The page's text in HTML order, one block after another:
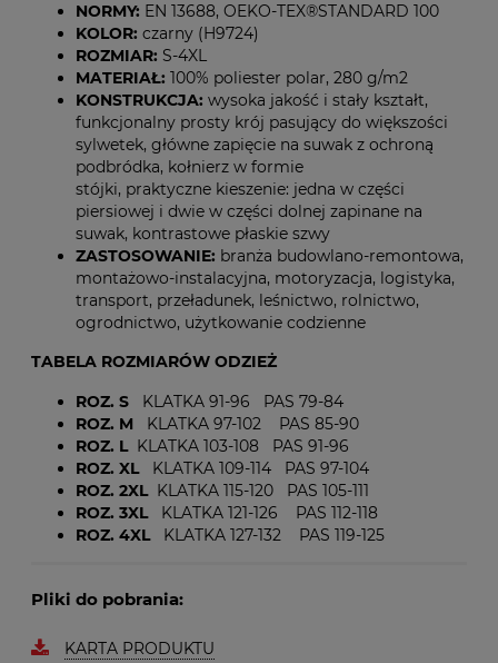
NORMY: EN 13688, OEKO-TEX®STANDARD 100
KOLOR: czarny (H9724)
ROZMIAR: S-4XL
MATERIAŁ: 100% poliester polar, 280 g/m2
KONSTRUKCJA: wysoka jakość i stały kształt,
funkcjonalny prosty krój pasujący do większości
sylwetek, główne zapięcie na suwak z ochroną
podbródka, kołnierz w formie
stójki, praktyczne kieszenie: jedna w części
piersiowej i dwie w części dolnej zapinane na
suwak, kontrastowe płaskie szwy
ZASTOSOWANIE: branża budowlano-remontowa,
montażowo-instalacyjna, motoryzacja, logistyka,
transport, przeładunek, leśnictwo, rolnictwo,
ogrodnictwo, użytkowanie codzienne
TABELA ROZMIARÓW ODZIEŻ
ROZ. S KLATKA 91-96 PAS 79-84
ROZ. M KLATKA 97-102 PAS 85-90
ROZ. L KLATKA 103-108 PAS 91-96
ROZ. XL KLATKA 109-114 PAS 97-104
ROZ. 2XL KLATKA 115-120 PAS 105-111
ROZ. 3XL KLATKA 121-126 PAS 112-118
ROZ. 4XL KLATKA 127-132 PAS 119-125
Pliki do pobrania:
KARTA PRODUKTU